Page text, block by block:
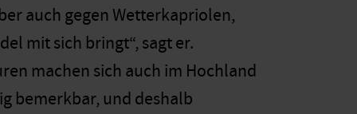
auch gegen Wetterkapriolen,
mit sich bringt“, sagt er.
machen sich auch im Hochland
bemerkbar, und deshalb